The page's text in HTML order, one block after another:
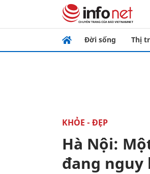
Đời sống Thị
KHỎE - ĐẸP
Hà Nội:
đang nguy